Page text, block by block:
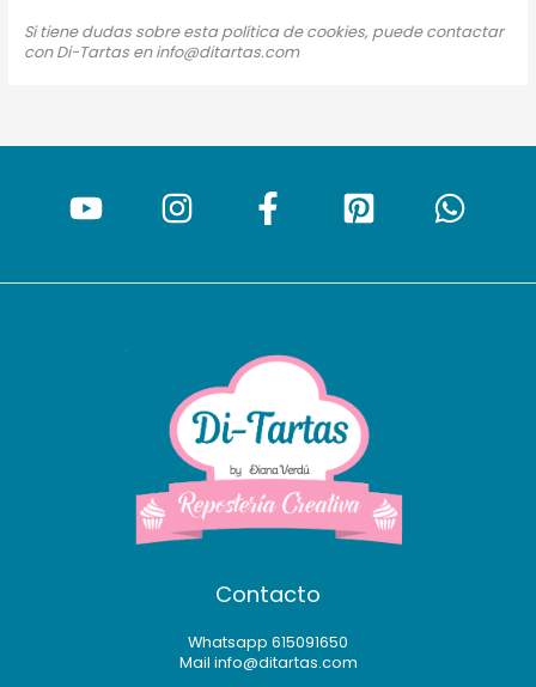
Si tiene dudas sobre esta política de cookies, puede contactar
con Di-Tartas en info@ditartas.com
Contacto
Whatsapp 615091650
Mail info@ditartas.com